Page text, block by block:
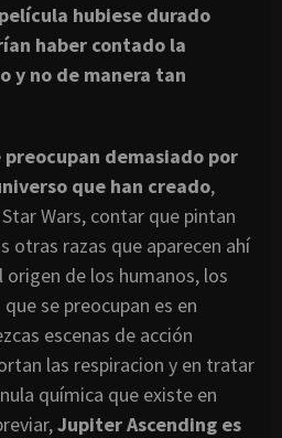
hubiese durado
haber contado la
y no de manera tan
preocupan demasiado por
que han creado,
Wars, contar que pintan
otras razas que aparecen ahí
origen de los humanos, los
se preocupan es en
escenas de acción
las respiracion y en tratar
química que existe en
Jupiter Ascending es